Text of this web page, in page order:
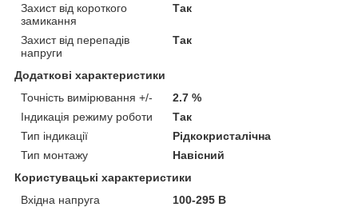
Захист від короткого
замикання
Так
Захист від перепадів
напруги
Так
Додаткові характеристики
Точність вимірювання +/-
2.7 %
Індикація режиму роботи
Так
Тип індикації
Рідкокристалічна
Тип монтажу
Навісний
Користувацькі характеристики
Вхідна напруга
100-295 В